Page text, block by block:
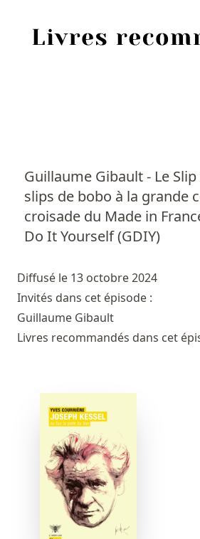
Guillaume Gibault - Le
slips de bobo à la grande
croisade du Made in
Do It Yourself (GDIY)
Diffusé le 13 octobre 2024
Invités dans cet épisode :
Guillaume Gibault
Livres recommandés dans cet
Personnes
Livres
Livres les plus
Prix littéraires